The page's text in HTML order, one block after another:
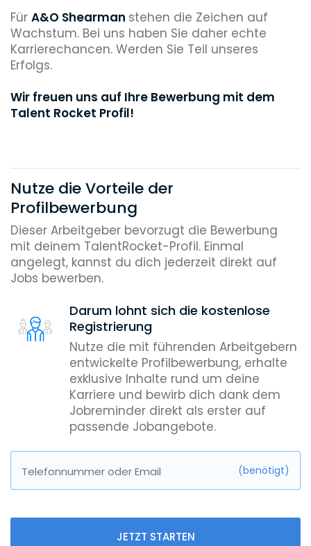
Für A&O Shearman stehen die Zeichen auf
Wachstum. Bei uns haben Sie daher echte
Karrierechancen. Werden Sie Teil unseres
Erfolgs.
Wir freuen uns auf Ihre Bewerbung mit dem
Talent Rocket Profil!
Nutze die Vorteile der
Profilbewerbung
Dieser Arbeitgeber bevorzugt die Bewerbung
mit deinem TalentRocket-Profil. Einmal
angelegt, kannst du dich jederzeit direkt auf
Jobs bewerben.
Darum lohnt sich die kostenlose
Registrierung
Nutze die mit führenden Arbeitgebern
entwickelte Profilbewerbung, erhalte
exklusive Inhalte rund um deine
Karriere und bewirb dich dank dem
Jobreminder direkt als erster auf
passende Jobangebote.
Telefonnummer oder Email (benötigt)
JETZT STARTEN